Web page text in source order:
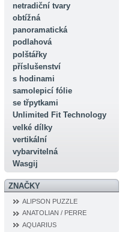
netradiční tvary
obtížná
panoramatická
podlahová
polštářky
příslušenství
s hodinami
samolepicí fólie
se třpytkami
Unlimited Fit Technology
velké dílky
vertikální
vybarvitelná
Wasgij
ZNAČKY
ALIPSON PUZZLE
ANATOLIAN / PERRE
AQUARIUS